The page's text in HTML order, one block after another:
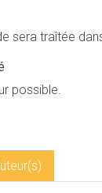
sera traîtée
possible.